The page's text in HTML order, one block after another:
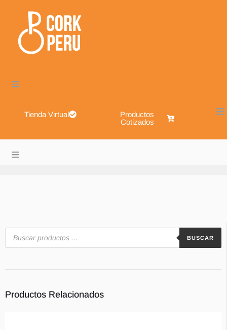
Tienda Virtual
Productos
Cotizados
Contacts
BUSCAR
Productos Relacionados